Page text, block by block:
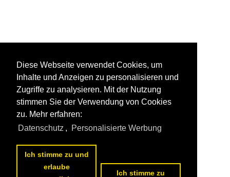
Diese Webseite verwendet Cookies, um
Inhalte und Anzeigen zu personalisieren und
Zugriffe zu analysieren. Mit der Nutzung
stimmen Sie der Verwendung von Cookies
zu. Mehr erfahren:
Datenschutz , Personalisierte Werbung
Ich stimme zu und
erlaube
Ich stimme zu